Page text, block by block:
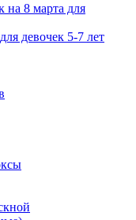
на 8 марта для
девочек 5-7 лет